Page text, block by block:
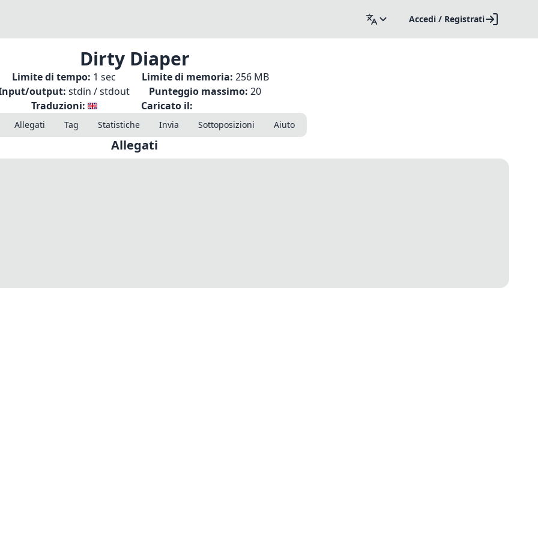
Accedi / Registrati
Dirty Diaper
Limite di tempo: 1 sec Limite di memoria: 256 MB
output: stdin / stdout Punteggio massimo: 20
Traduzioni:
Caricato il:
Allegati Tag Statistiche Invia Sottoposizioni Aiuto
Allegati